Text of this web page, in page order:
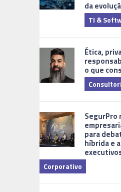
da
TI &
Ética,
o que
SegurPro
para
híbrida e
Corporativo